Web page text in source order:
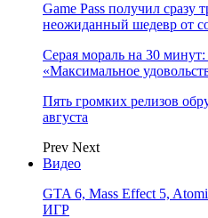
Game Pass получил сразу
неожиданный шедевр от
Серая мораль на 30 минут:
«Максимальное
Пять громких релизов
августа
Prev Next
Видео
GTA 6, Mass Effect 5,
ИГР